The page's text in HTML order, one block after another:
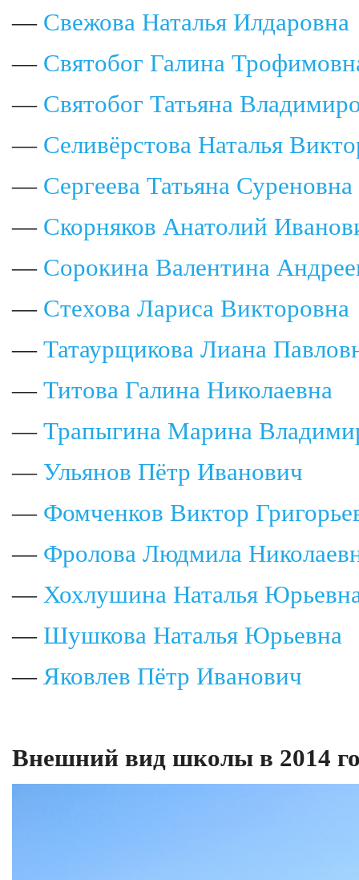
— Свежова Наталья Илдаровна
— Святобог Галина
— Святобог Татьяна
— Селивёрстова Наталья
— Сергеева Татьяна Суреновна
— Скорняков Анатолий
— Сорокина Валентина
— Стехова Лариса Викторовна
— Татаурщикова Лиана
— Титова Галина Николаевна
— Трапыгина Марина
— Ульянов Пётр Иванович
— Фомченков Виктор
— Фролова Людмила
— Хохлушина Наталья
— Шушкова Наталья Юрьевна
— Яковлев Пётр Иванович
Внешний вид школы в 2014